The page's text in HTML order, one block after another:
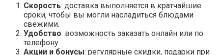
Скорость: доставка выполняется в кратчайшие
сроки, чтобы вы могли насладиться блюдами
свежими.
Удобство: возможность заказать онлайн или по
телефону.
Акции и бонусы: регулярные скидки, подарки при